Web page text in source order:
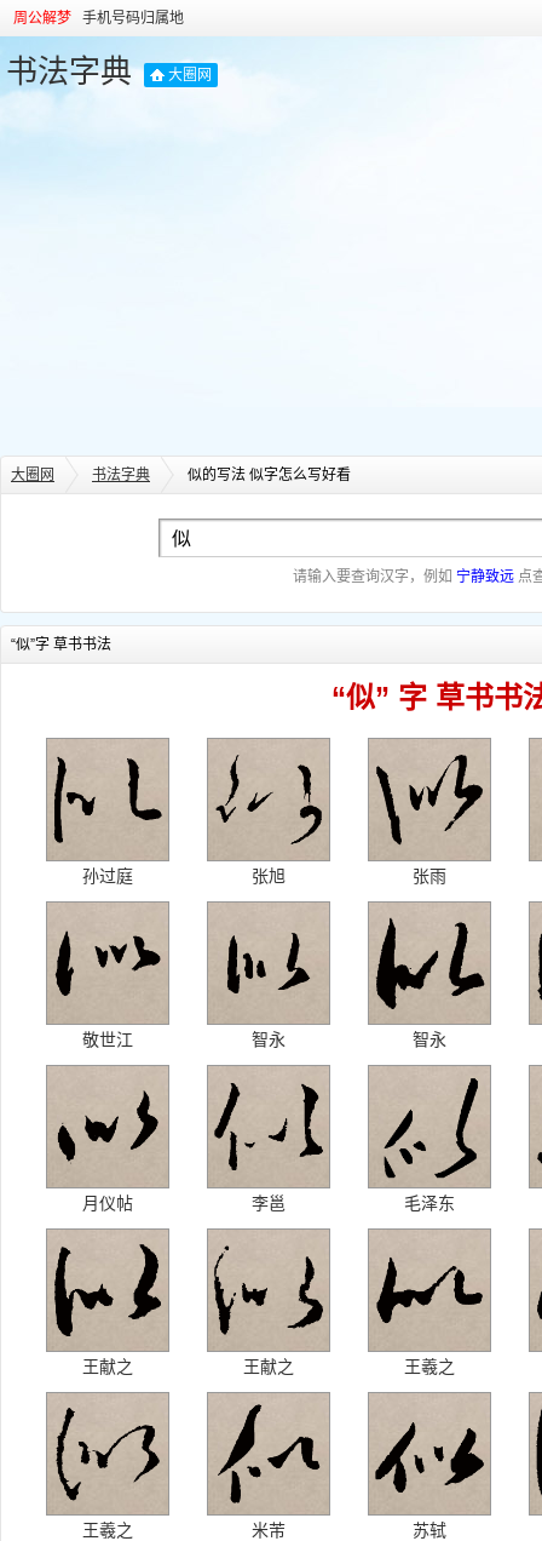
周公解梦 手机号码归属地
书法字典 大圈网
大圈网 书法字典 似的写法 似字怎么写好看
请输入要查询汉字，例如 宁静致远 点
“似”字 草书书法
“似” 字 草书书
孙过庭 张旭 张雨
敬世江 智永 智永
月仪帖 李邕 毛泽东
王献之 王献之 王羲之
王羲之 米芾 苏轼